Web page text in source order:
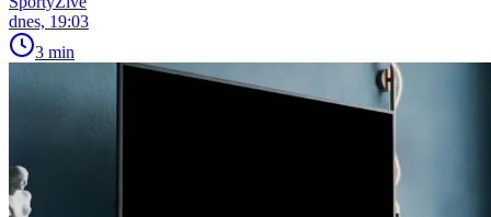
dnes, 19:03
3 min